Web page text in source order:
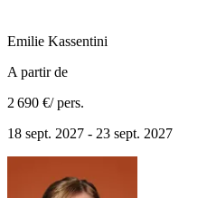
Emilie Kassentini
A partir de
2 690 €/ pers.
18 sept. 2027 - 23 sept. 2027